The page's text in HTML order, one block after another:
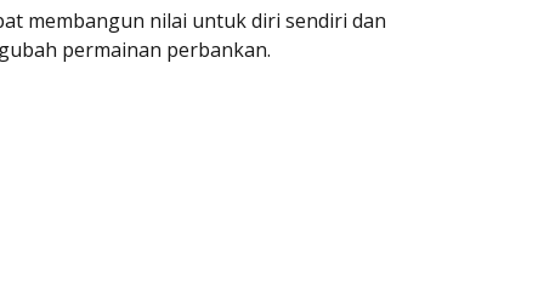
membangun nilai untuk diri sendiri dan
permainan perbankan.